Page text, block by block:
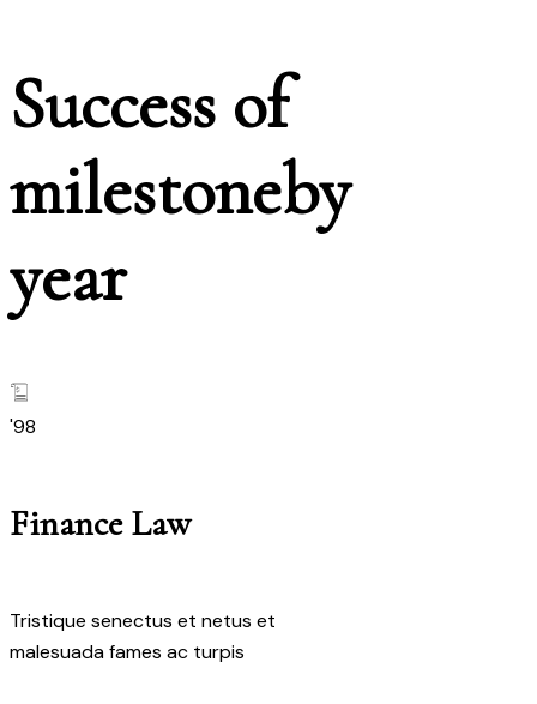
Success of
milestoneby
year
'98
Finance Law
Tristique senectus et netus et
malesuada fames ac turpis